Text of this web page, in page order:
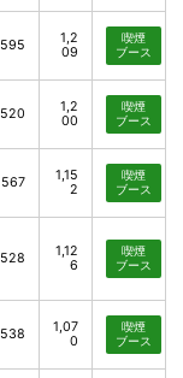
595
1,2
09
喫煙
ブース
520
1,2
00
喫煙
ブース
567
1,15
2
喫煙
ブース
528
1,12
6
喫煙
ブース
538
1,07
0
喫煙
ブース